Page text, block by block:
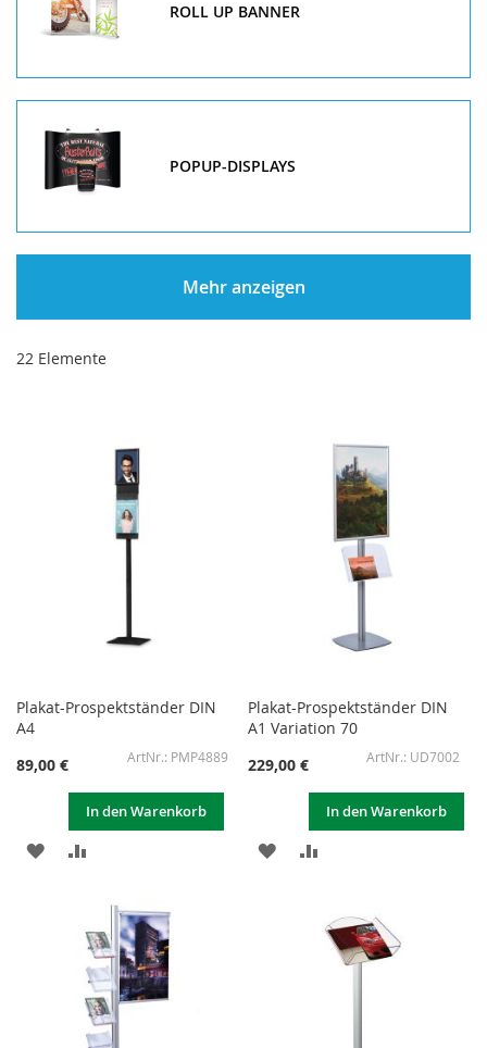
ROLL UP BANNER
POPUP-DISPLAYS
Mehr anzeigen
22 Elemente
Plakat-Prospektständer DIN
A4
89,00 €
PMP4889
In den Warenkorb
ZUR
HINZUFÜGEN
HINZUFÜGEN
Plakat-Prospektständer DIN
A1 Variation 70
229,00 €
UD7002
In den Warenkorb
ZUR
HINZUFÜGEN
HINZUFÜGEN